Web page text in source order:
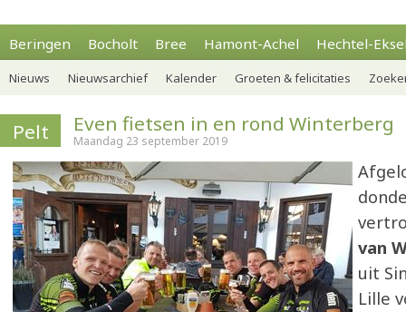
Beringen Bocholt Bree Hamont-Achel Hechtel-
Nieuws Nieuwsarchief Kalender Groeten & felicitaties
Pelt Even fietsen in en rond Winterberg
Maandag 23 september 2019
van
uit
Lille